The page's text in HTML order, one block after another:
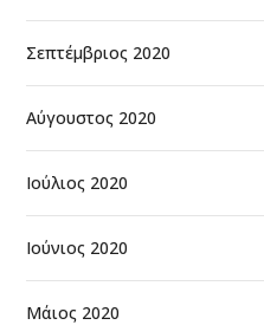
Σεπτέμβριος 2020
Αύγουστος 2020
Ιούλιος 2020
Ιούνιος 2020
Μάιος 2020